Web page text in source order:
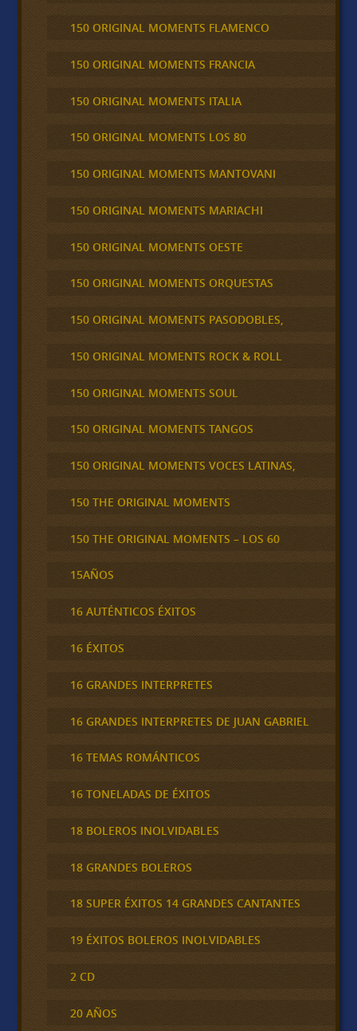
150 ORIGINAL MOMENTS FLAMENCO
150 ORIGINAL MOMENTS FRANCIA
150 ORIGINAL MOMENTS ITALIA
150 ORIGINAL MOMENTS LOS 80
150 ORIGINAL MOMENTS MANTOVANI
150 ORIGINAL MOMENTS MARIACHI
150 ORIGINAL MOMENTS OESTE
150 ORIGINAL MOMENTS ORQUESTAS
150 ORIGINAL MOMENTS PASODOBLES,
150 ORIGINAL MOMENTS ROCK & ROLL
150 ORIGINAL MOMENTS SOUL
150 ORIGINAL MOMENTS TANGOS
150 ORIGINAL MOMENTS VOCES LATINAS,
150 THE ORIGINAL MOMENTS
150 THE ORIGINAL MOMENTS – LOS 60
15AÑOS
16 AUTÉNTICOS ÉXITOS
16 ÉXITOS
16 GRANDES INTERPRETES
16 GRANDES INTERPRETES DE JUAN GABRIEL
16 TEMAS ROMÁNTICOS
16 TONELADAS DE ÉXITOS
18 BOLEROS INOLVIDABLES
18 GRANDES BOLEROS
18 SUPER ÉXITOS 14 GRANDES CANTANTES
19 ÉXITOS BOLEROS INOLVIDABLES
2 CD
20 AÑOS